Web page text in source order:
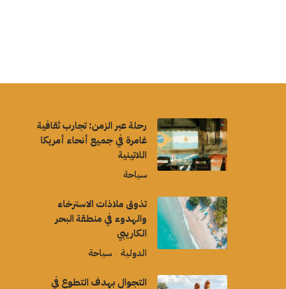
رحلة عبر الزمن: تجارب ثقافية
غامرة في جميع أنحاء أمريكا
اللاتينية
سياحة
تذوق ملاذات الاسترخاء
والهدوء في منطقة البحر
الكاريبي
الدولية سياحة
التجوال بهدف التطوع في